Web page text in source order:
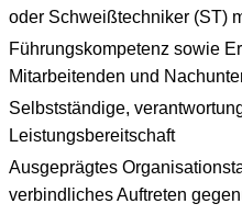
oder Schweißtechniker (ST)
Führungskompetenz sowie
Mitarbeitenden und
Selbstständige,
Leistungsbereitschaft
Ausgeprägtes
verbindliches Auftreten